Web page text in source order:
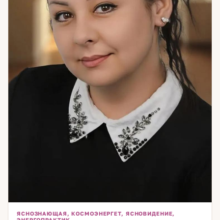
ЯСНОЗНАЮЩАЯ, КОСМОЭНЕРГЕТ, ЯСНОВИДЕНИЕ,